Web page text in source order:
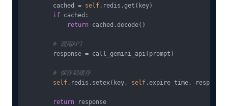
        cached =
self .redis.get(key)
if cached:
return cached.decode()
# 调用API
        response = call_gemini_api(prompt)
# 保存到缓存
self .redis.setex(key, self .expire_time, response)
return